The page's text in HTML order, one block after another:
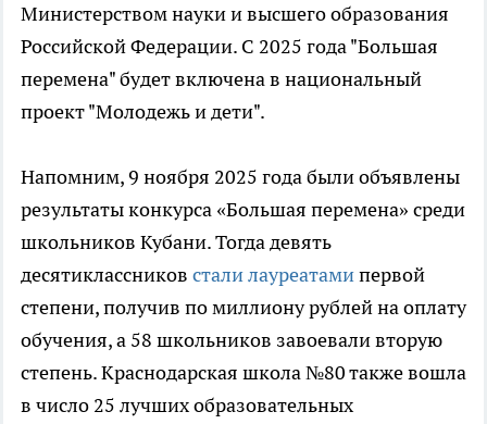
Министерством науки и высшего образования
Российской Федерации. С 2025 года "Большая
перемена" будет включена в национальный
проект "Молодежь и дети".
Напомним, 9 ноября 2025 года были объявлены
результаты конкурса «Большая перемена» среди
школьников Кубани. Тогда девять
десятиклассников стали лауреатамипервой
степени, получив по миллиону рублей на оплату
обучения, а 58 школьников завоевали вторую
степень. Краснодарская школа №80 также вошла
в число 25 лучших образовательных